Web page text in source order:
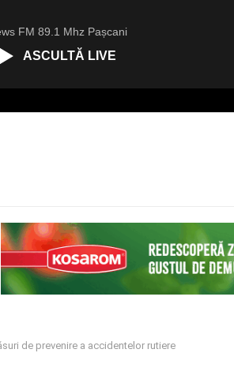
FM 89.1 Mhz Pașcani
ASCULTĂ LIVE
de prevenire a accidentelor rutiere